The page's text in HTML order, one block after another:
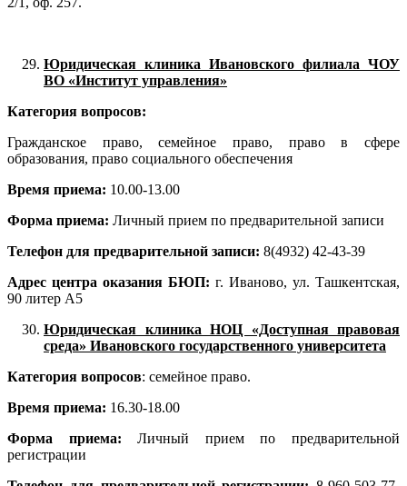
Юридическая клиника Ивановского филиала ЧОУ
ВО «Институт управления»
Категория вопросов:
Гражданское право, семейное право, право в сфере
образования, право социального обеспечения
Время приема: 10.00-13.00
Форма приема: Личный прием по предварительной записи
Телефон для предварительной записи: 8(4932) 42-43-39
Адрес центра оказания БЮП: г. Иваново, ул. Ташкентская,
90 литер А5
Юридическая клиника НОЦ «Доступная правовая
среда» Ивановского государственного университета
Категория вопросов: семейное право.
Время приема: 16.30-18.00
Форма приема:Личный прием по предварительной
регистрации